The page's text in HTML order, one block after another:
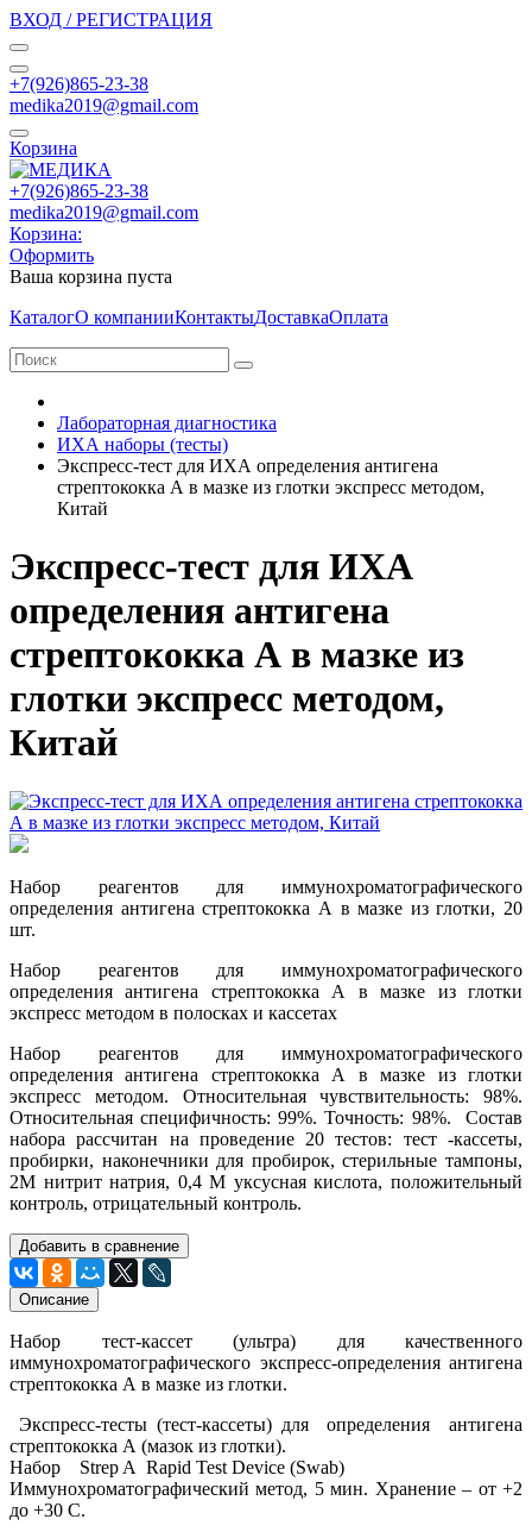
ВХОД / РЕГИСТРАЦИЯ
+7(926)865-23-38
medika2019@gmail.com
Корзина
+7(926)865-23-38
medika2019@gmail.com
Корзина:
Оформить
Ваша корзина пуста
КаталогО компанииКонтактыДоставкаОплата
Лабораторная диагностика
ИХА наборы (тесты)
Экспресс-тест для ИХА определения антигена
стрептококка А в мазке из глотки экспресс методом,
Китай
Экспресс-тест для ИХА
определения антигена
стрептококка А в мазке из
глотки экспресс методом,
Китай
Набор реагентов для иммунохроматографического
определения антигена стрептококка А в мазке из глотки, 20
шт.
Набор реагентов для иммунохроматографического
определения антигена стрептококка А в мазке из глотки
экспресс методом в полосках и кассетах
Набор реагентов для иммунохроматографического
определения антигена стрептококка А в мазке из глотки
экспресс методом. Относительная чувствительность: 98%.
Относительная специфичность: 99%. Точность: 98%. Состав
набора рассчитан на проведение 20 тестов: тест -кассеты,
пробирки, наконечники для пробирок, стерильные тампоны,
2М нитрит натрия, 0,4 М уксусная кислота, положительный
контроль, отрицательный контроль.
Добавить в сравнение
Описание
Набор тест-кассет (ультра) для качественного
иммунохроматографического экспресс-определения антигена
стрептококка А в мазке из глотки.
Экспресс-тесты (тест-кассеты) для определения антигена
стрептококка А (мазок из глотки).
Набор Strep A Rapid Test Device (Swab)
Иммунохроматографический метод, 5 мин. Хранение – от +2
до +30 С.